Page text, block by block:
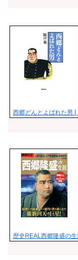
西郷どんとよばれた男 [
歴史REAL西郷隆盛の